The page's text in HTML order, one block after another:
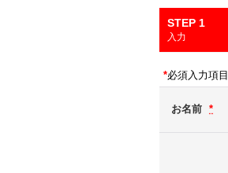
STEP 1
入力
*必須入力項目
お名前 *